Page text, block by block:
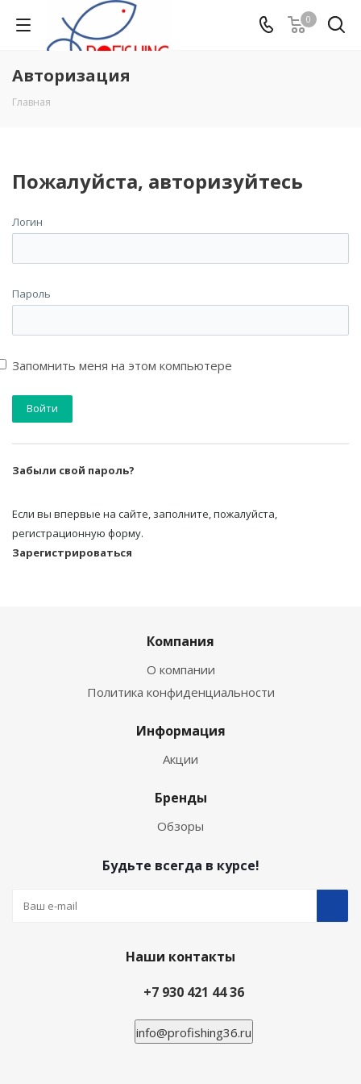
0
Авторизация
Главная
Пожалуйста, авторизуйтесь
Логин
Пароль
Запомнить меня на этом компьютере
Забыли свой пароль?
Если вы впервые на сайте, заполните, пожалуйста,
регистрационную форму.
Зарегистрироваться
Компания
О компании
Политика конфиденциальности
Информация
Акции
Бренды
Обзоры
Будьте всегда в курсе!
Наши контакты
+7 930 421 44 36
info@profishing36.ru